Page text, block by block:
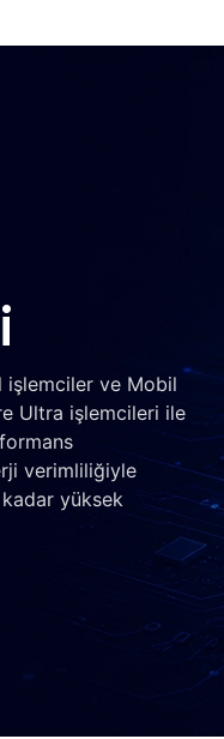
işlemciler ve Mobil
Ultra işlemcileri ile
verimliliğiyle
yüksek